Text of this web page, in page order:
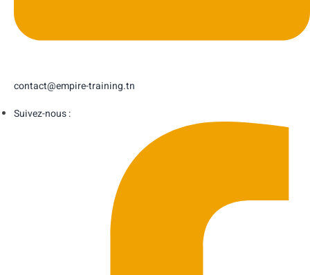
contact@empire-training.tn
Suivez-nous :